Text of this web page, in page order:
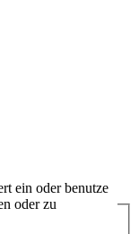
ein oder benutze
oder zu